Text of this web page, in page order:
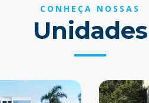
CONHEÇA NOSSAS
Unidades